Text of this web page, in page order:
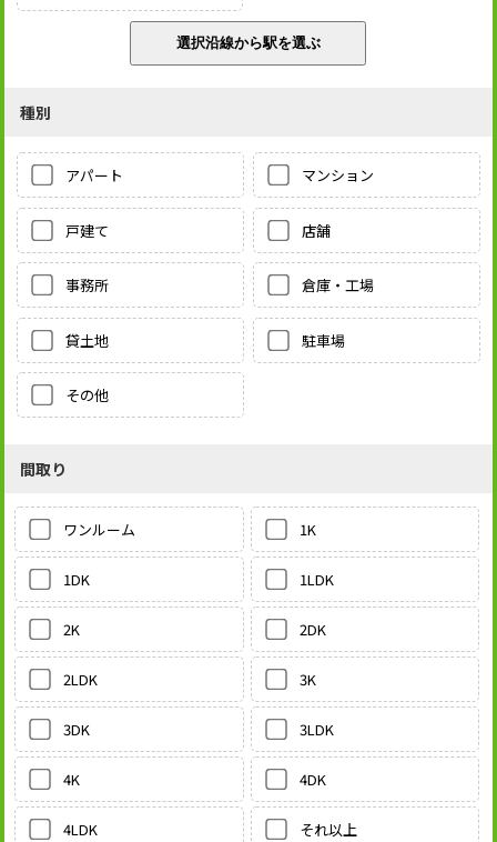
種別
アパート マンション
戸建て 店舗
事務所 倉庫・工場
貸土地 駐車場
その他
間取り
ワンルーム 1K
1DK 1LDK
2K 2DK
2LDK 3K
3DK 3LDK
4K 4DK
4LDK それ以上